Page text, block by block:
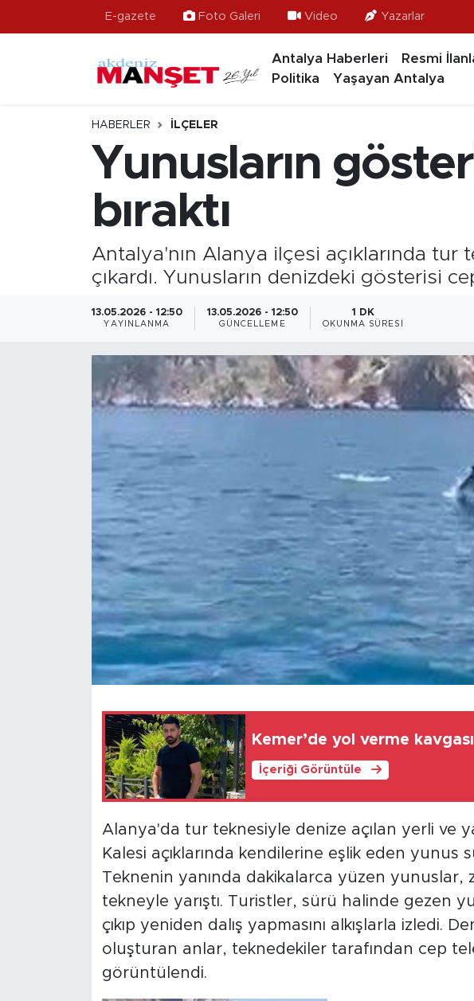
E-gazete Foto Galeri Video Yazarlar
Antalya Haberleri Resmi
Politika
Yaşayan Antalya
HABERLER İLÇELER
Yunusların
bıraktı
Antalya'nın Alanya ilçesi açıklarında
çıkardı. Yunusların denizdeki gösterisi
13.05.2026 - 12:50
YAYINLANMA
13.05.2026 - 12:50
GÜNCELLEME
1 DK
OKUNMA SÜRESI
Kemer’de yol verme
İçeriği Görüntüle
Alanya'da tur teknesiyle denize açılan yerli ve
Kalesi açıklarında kendilerine eşlik eden yunus
Teknenin yanında dakikalarca yüzen yunuslar,
tekneyle yarıştı. Turistler, sürü halinde gezen
çıkıp yeniden dalış yapmasını alkışlarla izledi.
oluşturan anlar, teknedekiler tarafından cep
görüntülendi.
Ekonomi
Gündem
Resmi İlanlar
Antalya Nöbetçi Eczaneler
Antalya Trafik Yoğunluk Haritası
Süper Lig Puan Durumu ve Fikstür
Tüm Manşetler